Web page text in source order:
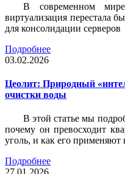
В современном
виртуализация перестала
для консолидации серверов
Подробнее
03.02.2026
Цеолит: Природный
очистки воды
В этой статье мы
почему он превосходит
уголь, и как его
Подробнее